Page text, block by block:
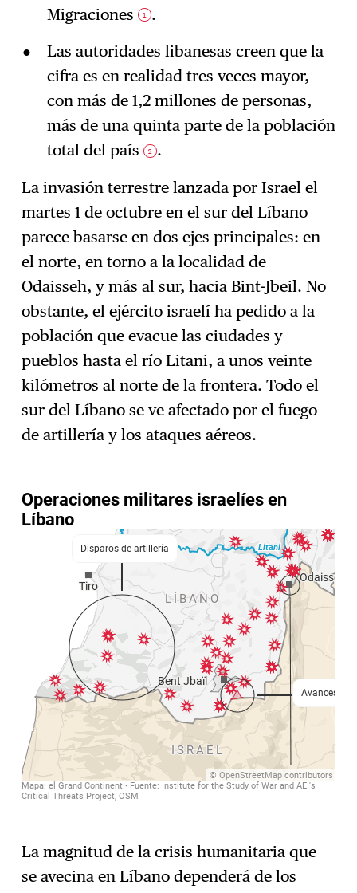
Migraciones
1 .
Las autoridades libanesas creen que la
cifra es en realidad tres veces mayor,
con más de 1,2 millones de personas,
más de una quinta parte de la población
total del país
2 .
La invasión terrestre lanzada por Israel el
martes 1 de octubre en el sur del Líbano
parece basarse en dos ejes principales: en
el norte, en torno a la localidad de
Odaisseh, y más al sur, hacia Bint-Jbeil. No
obstante, el ejército israelí ha pedido a la
población que evacue las ciudades y
pueblos hasta el río Litani, a unos veinte
kilómetros al norte de la frontera. Todo el
sur del Líbano se ve afectado por el fuego
de artillería y los ataques aéreos.
La magnitud de la crisis humanitaria que
se avecina en Líbano dependerá de los